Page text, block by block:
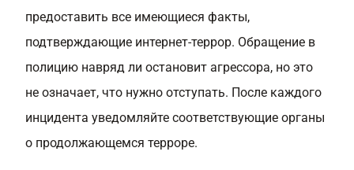
предоставить все имеющиеся факты,
подтверждающие интернет-террор. Обращение в
полицию навряд ли остановит агрессора, но это
не означает, что нужно отступать. После каждого
инцидента уведомляйте соответствующие органы
о продолжающемся терроре.